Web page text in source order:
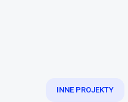
INNE PROJEKTY